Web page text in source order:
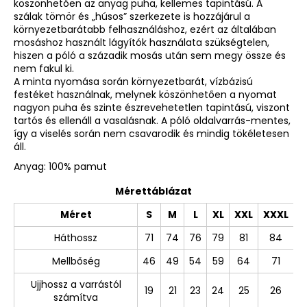
köszönhetően az anyag puha, kellemes tapintású. A
szálak tömör és „húsos” szerkezete is hozzájárul a
környezetbarátabb felhasználáshoz, ezért az általában
mosáshoz használt lágyítók használata szükségtelen,
hiszen a póló a századik mosás után sem megy össze és
nem fakul ki.
A minta nyomása során környezetbarát, vízbázisú
festéket használnak, melynek köszönhetően a nyomat
nagyon puha és szinte észrevehetetlen tapintású, viszont
tartós és ellenáll a vasalásnak. A póló oldalvarrás-mentes,
így a viselés során nem csavarodik és mindig tökéletesen
áll.
Anyag: 100% pamut
Mérettáblázat
Méret
S M L XL XXL
XXXL
Háthossz
71 74 76 79 81
84
Mellbőség
46 49 54 59 64
71
Ujjhossz a varrástól
számítva
19 21 23 24 25 26